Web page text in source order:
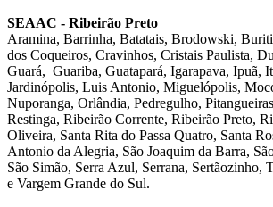
SEAAC - Ribeirão Preto
Aramina, Barrinha, Batatais, Brodowski,
dos Coqueiros, Cravinhos, Cristais Paulista,
Guará, Guariba, Guatapará, Igarapava, Ipuã,
Jardinópolis, Luis Antonio, Miguelópolis,
Nuporanga, Orlândia, Pedregulho,
Restinga, Ribeirão Corrente, Ribeirão Preto,
Oliveira, Santa Rita do Passa Quatro, Santa
Antonio da Alegria, São Joaquim da Barra,
São Simão, Serra Azul, Serrana, Sertãozinho,
e Vargem Grande do Sul.